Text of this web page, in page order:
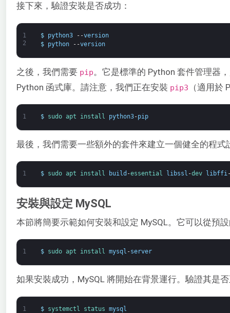
接下來，驗證安裝是否成功：
1
2
$ python3 --version
$
python --version
之後，我們需要 pip。它是標準的 Python 套件管理器
Python 函式庫。請注意，我們正在安裝 pip3 （適用於
1 $ sudo apt install python3-pip
最後，我們需要一些額外的套件來建立一個健全的程式
1 $ sudo apt install build -essential libssl -dev libffi
安裝與設定 MySQL
本節將簡要示範如何安裝和設定 MySQL。它可以從預
1 $ sudo apt install mysql -server
如果安裝成功，MySQL 將開始在背景運行。驗證其是
1 $ systemctl status mysql